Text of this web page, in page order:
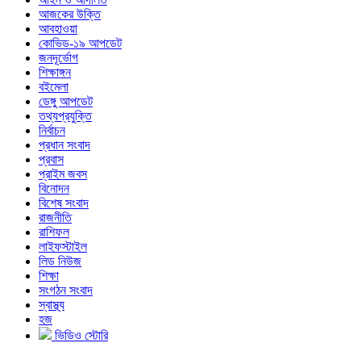
আজকের উক্তি
আবহাওয়া
কোভিড-১৯ আপডেট
জনদূর্ভোগ
শিক্ষাঙ্গন
বইমেলা
ডেঙ্গু আপডেট
তথ্যপ্রযুক্তি
নির্বাচন
প্রধান সংবাদ
প্রবাস
প্রাইম জবস
বিনোদন
বিশেষ সংবাদ
রাজনীতি
রাশিফল
লাইফস্টাইল
লিড নিউজ
শিক্ষা
সংগঠন সংবাদ
স্বাস্থ্য
হজ
ভিডিও স্টোরি